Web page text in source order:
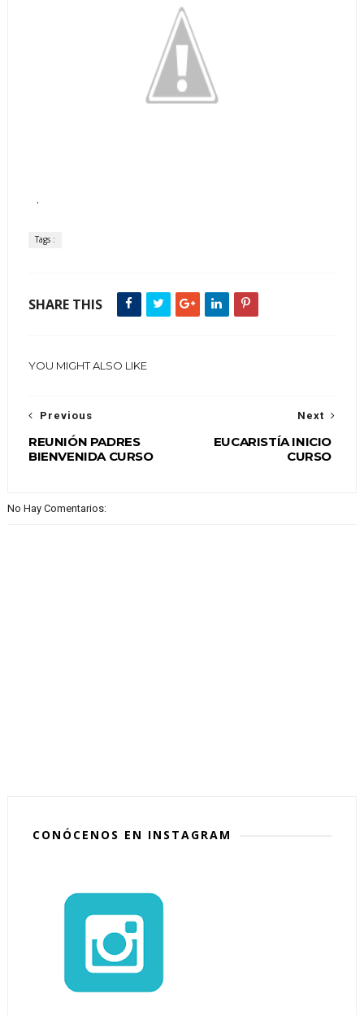
.
Tags :
SHARE THIS
YOU MIGHT ALSO LIKE
Next
EUCARISTÍA INICIO
CURSO
Previous
REUNIÓN PADRES
BIENVENIDA CURSO
No Hay Comentarios:
CONÓCENOS EN INSTAGRAM